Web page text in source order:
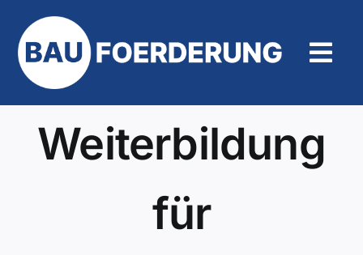
Inhalt
springen
Weiterbildung
für